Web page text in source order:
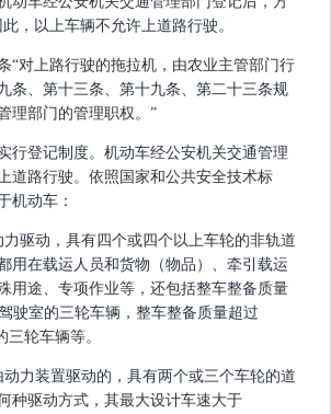
，以上车辆不允许上道路行驶。
上路行驶的拖拉机，由农业主管部门行
条、第十三条、第十九条、第二十三条规
理部门的管理职权。”
登记制度。机动车经公安机关交通管理
道路行驶。依照国家和公共安全技术标
机动车：
动，具有四个或四个以上车轮的非轨道
用在载运人员和货物（物品）、牵引载运
用途、专项作业等，还包括整车整备质量
驶室的三轮车辆，整车整备质量超过
三轮车辆等。
装置驱动的，具有两个或三个车轮的道
种驱动方式，其最大设计车速大于